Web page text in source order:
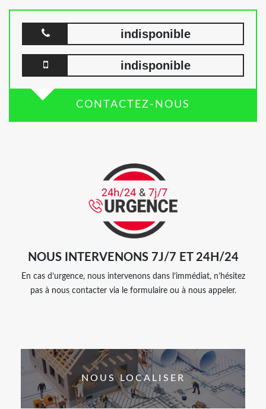
indisponible
indisponible
CONTACTEZ-NOUS
NOUS INTERVENONS 7J/7 ET 24H/24
En cas d’urgence, nous intervenons dans l’immédiat, n’hésitez
pas à nous contacter via le formulaire ou à nous appeler.
NOUS LOCALISER